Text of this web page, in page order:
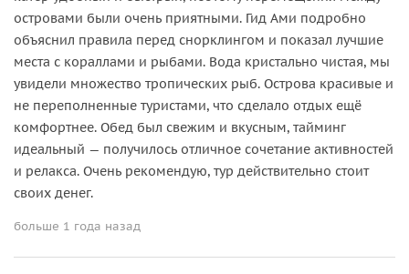
островами были очень приятными. Гид Ами подробно
объяснил правила перед снорклингом и показал лучшие
места с кораллами и рыбами. Вода кристально чистая, мы
увидели множество тропических рыб. Острова красивые и
не переполненные туристами, что сделало отдых ещё
комфортнее. Обед был свежим и вкусным, тайминг
идеальный — получилось отличное сочетание активностей
и релакса. Очень рекомендую, тур действительно стоит
своих денег.
больше 1 года назад